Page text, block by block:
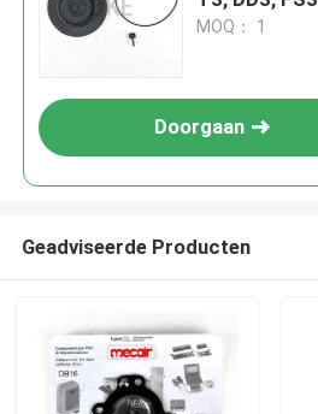
MOQ： 1
Doorgaan
Geadviseerde Producten